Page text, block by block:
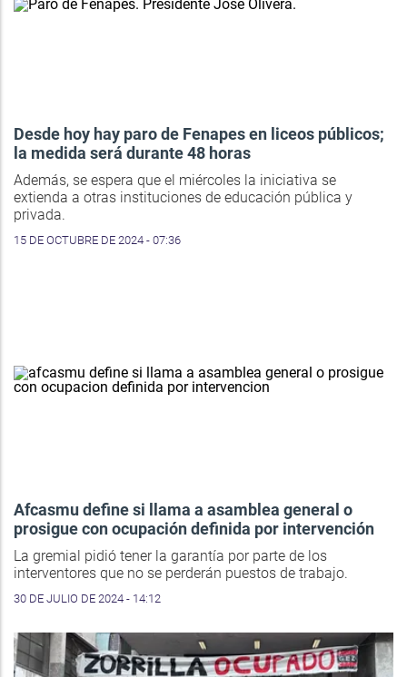
Desde hoy hay paro de Fenapes en liceos públicos;
la medida será durante 48 horas
Además, se espera que el miércoles la iniciativa se
extienda a otras instituciones de educación pública y
privada.
15 DE OCTUBRE DE 2024 - 07:36
Afcasmu define si llama a asamblea general o
prosigue con ocupación definida por intervención
La gremial pidió tener la garantía por parte de los
interventores que no se perderán puestos de trabajo.
30 DE JULIO DE 2024 - 14:12